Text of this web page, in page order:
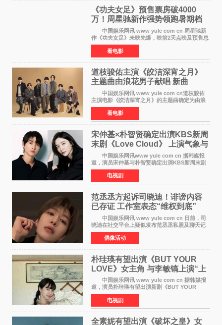
《功夫女足》预售票房破4000
万！周星驰新作强势领跑暑期档
中国娱乐网讯 www yule com cn 周星驰新
作《功夫女足》未映先爆，映前2天点映及预售总
票房已突破4000万大关，成为暑期档最受期待的
电影之一。这部融合功夫元素与足球题材的喜剧
电影，将于7月
看电影
道枝骏佑主演《皎洁深宵之月》
主题曲由浪花男子献唱 新曲
《Moonlit》预告公开
中国娱乐网讯 www yule com cn道枝骏佑
主演电影《皎洁深宵之月》的主题曲确定为由浪
花男子演唱的新曲《Moonlit》。使用该乐曲的最
新预告片也已制作完成。 本片讲述的是市村
琥珀（道枝骏佑
看电影
宋仲基×朴智贤确定出演KBS新周
末剧《Love Cloud》 上演气象与
诅咒交织的奇幻爱情
中国娱乐网讯www yule com cn 据韩媒报
道，演员宋仲基与朴智贤确定出演KBS新周末剧
《Love Cloud》，分别担任男女主角。该剧预计
将于明年播出，引发观众期待。 《Love
Cloud》讲述了一位
电视剧
范丞丞方起诉司晓迪！诽谤内容
已存证 工作室表态“维权到底”
中国娱乐网讯 www yule com cn 日前，司
晓迪在社交平台上疑似发布范丞丞私照及聊天记
录等内容，引发网络热议。大量网友对此展开讨
论，相关话题迅速登上热搜。 刚刚，范丞丞
对接号@到范
偶像活动
朴珪瑛有望出演《BUT YOUR
LOVE》女主角 与李敏镐上演“上
司竟是虚拟偶像”罗曼史
中国娱乐网讯 www yule com cn 据韩媒报
道，演员朴珪瑛有望出演新剧《BUT YOUR
LOVE》女主角，与李敏镐合作，引发关注。
朴珪瑛在剧中饰演游戏公司代理卓素娜一角。她
在忍受艰辛职场生
电视剧
全素妮有望出演《破坏之皇》女